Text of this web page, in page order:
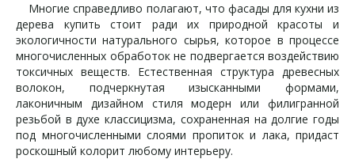
Многие справедливо полагают, что фасады для кухни из
дерева купить стоит ради их природной красоты и
экологичности натурального сырья, которое в процессе
многочисленных обработок не подвергается воздействию
токсичных веществ. Естественная структура древесных
волокон, подчеркнутая изысканными формами,
лаконичным дизайном стиля модерн или филигранной
резьбой в духе классицизма, сохраненная на долгие годы
под многочисленными слоями пропиток и лака, придаст
роскошный колорит любому интерьеру.